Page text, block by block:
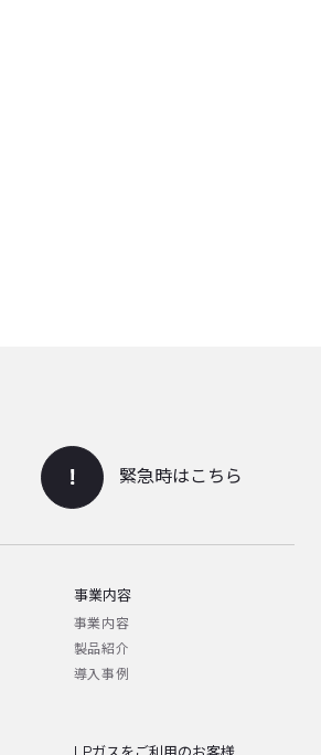
緊急時はこちら
事業内容
事業内容
製品紹介
導入事例